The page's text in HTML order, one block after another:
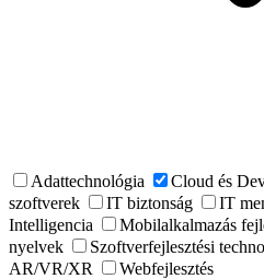
Adattechnológia Cloud és
szoftverek
IT biztonság IT
Intelligencia
Mobilalkalmazás
nyelvek
Szoftverfejlesztési
AR/VR/XR
Webfejlesztés